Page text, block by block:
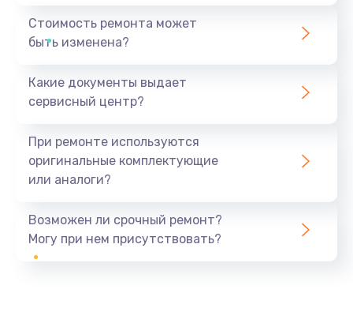
Стоимость ремонта может
быть изменена?
Какие документы выдает
сервисный центр?
При ремонте используются
оригинальные комплектующие
или аналоги?
Возможен ли срочный ремонт?
Могу при нем присутствовать?